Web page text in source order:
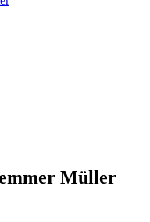
Müller